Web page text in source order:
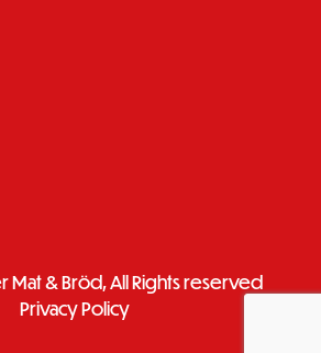
Mat & Bröd, All Rights reserved
Privacy Policy